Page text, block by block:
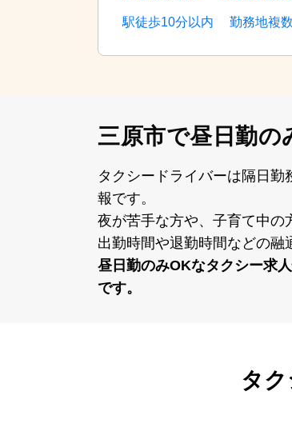
駅徒歩10分以内 勤務地複
三原市で昼日勤の
タクシードライバーは隔⽇
報です。
夜が苦⼿な⽅や、⼦育て中の
出勤時間や退勤時間などの融
昼⽇勤のみOKなタクシー求
です。
タ